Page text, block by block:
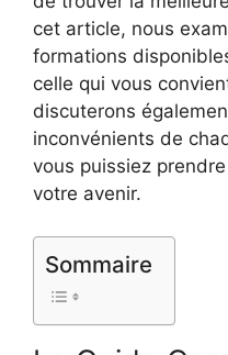
cet article, nous
formations
celle qui vous
discuterons
inconvénients de
vous puissiez
votre avenir.
Sommaire